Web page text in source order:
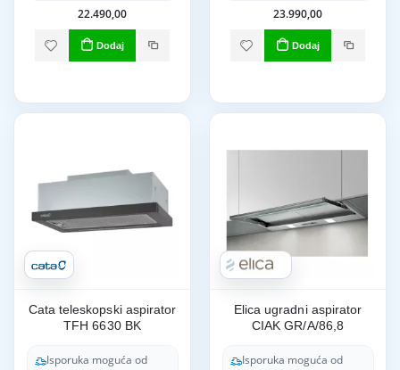
22.490,00
Dodaj
23.990,00
Dodaj
Cata teleskopski aspirator
TFH 6630 BK
Isporuka moguća od
Elica ugradni aspirator
CIAK GR/A/86,8
Isporuka moguća od